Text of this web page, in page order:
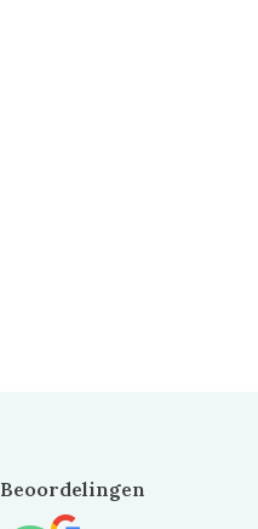
Beoordelingen